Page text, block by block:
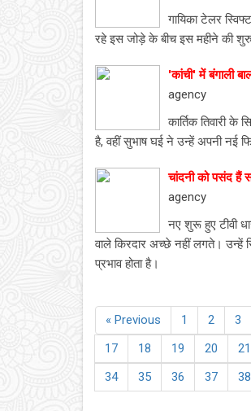
गायिका टेलर
रहे इस जोड़े के बीच इस महीने की
'कांची' में बंगाली
agency
कार्तिक तिवारी
है, वहीं सुभाष घई ने उन्हें अपनी नई
चांदनी को पसंद हैं
agency
नए शुरू हुए टीवी
वाले किरदार अच्छे नहीं लगते। उन्हें
प्रभाव होता है।
« Previous 1 2 3
17
18 19 20 21
34
35 36 37 38